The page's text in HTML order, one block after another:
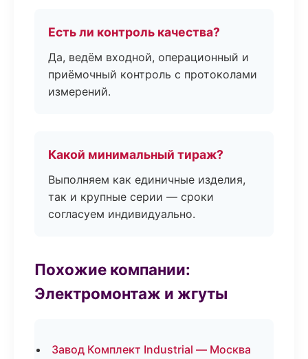
Есть ли контроль качества?
Да, ведём входной, операционный и
приёмочный контроль с протоколами
измерений.
Какой минимальный тираж?
Выполняем как единичные изделия,
так и крупные серии — сроки
согласуем индивидуально.
Похожие компании:
Электромонтаж и жгуты
Завод Комплект Industrial — Москва